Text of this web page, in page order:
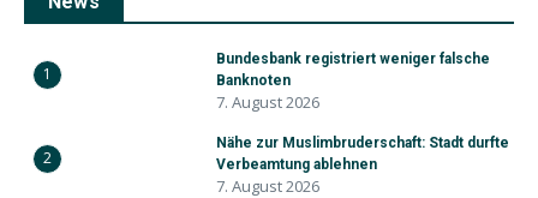
1
Bundesbank registriert weniger falsche
Banknoten
7. August 2026
2
Nähe zur Muslimbruderschaft: Stadt durfte
Verbeamtung ablehnen
7. August 2026